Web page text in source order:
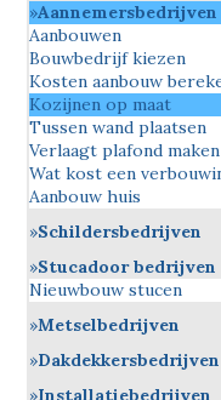
Aannemersbedrijven
Aanbouwen
Bouwbedrijf kiezen
Kosten aanbouw
Kozijnen op maat
Tussen wand plaatsen
Verlaagt plafond maken
Wat kost een
Aanbouw huis
Schildersbedrijven
Stucadoor bedrijven
Nieuwbouw stucen
Metselbedrijven
Dakdekkersbedrijven
Installatiebedrijven